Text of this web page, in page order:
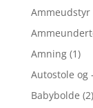
Ammeudstyr
Amning (1)
Autostole og
Babybolde (2)